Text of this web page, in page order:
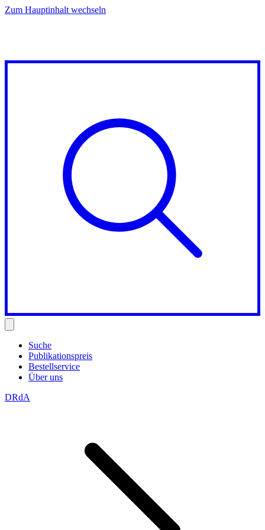
Zum Hauptinhalt wechseln
Suche
Publikationspreis
Bestellservice
Über uns
DRdA